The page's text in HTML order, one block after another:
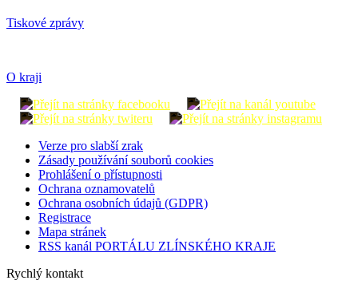
Tiskové zprávy
O kraji
Verze pro slabší zrak
Zásady používání souborů cookies
Prohlášení o přístupnosti
Ochrana oznamovatelů
Ochrana osobních údajů (GDPR)
Registrace
Mapa stránek
RSS kanál PORTÁLU ZLÍNSKÉHO KRAJE
Rychlý kontakt